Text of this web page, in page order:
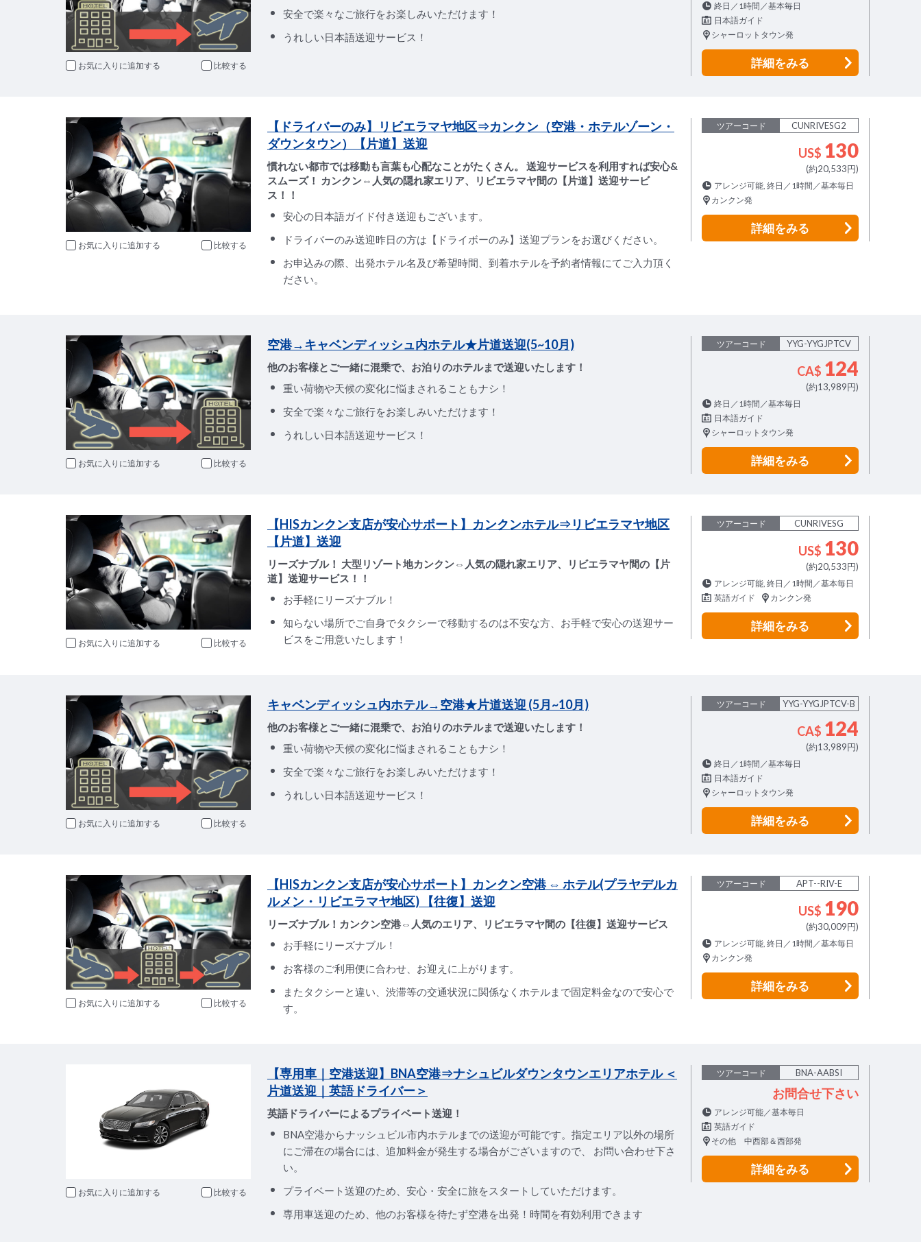
お気に入りに追加 比較
安全で楽々なご旅行をお楽しみいただけます！
うれしい日本語送迎サービス！
終日／1時間／基本毎日
日本語ガイド
シャーロットタウン発
詳細をみる
お気に入りに追加 比較
【ドライバーのみ】リビエラマヤ地区⇒カンクン（空港・ホテルゾーン・
ダウンタウン）【片道】送迎
慣れない都市では移動も言葉も心配なことがたくさん。 送迎サービスを利用すれば安心&
スムーズ！ カンクン⇔人気の隠れ家エリア、リビエラマヤ間の【片道】送迎サービ
ス！！
安心の日本語ガイド付き送迎もございます。
ドライバーのみ送迎昨日の方は【ドライボーのみ】送迎プランをお選びください。
お申込みの際、出発ホテル名及び希望時間、到着ホテルを予約者情報にてご入力頂く
ださい。
ツアーコード CUNRIVESG2
US$ 130
(約20,533円)
アレンジ可能, 終日／1時間／基本毎日
カンクン発
詳細をみる
お気に入りに追加 比較
空港→キャベンディッシュ内ホテル★片道送迎(5~10月)
他のお客様とご一緒に混乗で、お泊りのホテルまで送迎いたします！
重い荷物や天候の変化に悩まされることもナシ！
安全で楽々なご旅行をお楽しみいただけます！
うれしい日本語送迎サービス！
ツアーコード YYG-YYGJPTCV
CA$ 124
(約13,989円)
終日／1時間／基本毎日
日本語ガイド
シャーロットタウン発
詳細をみる
お気に入りに追加 比較
【HISカンクン支店が安心サポート】カンクンホテル⇒リビエラマヤ地区
【片道】送迎
リーズナブル！ 大型リゾート地カンクン⇔人気の隠れ家エリア、リビエラマヤ間の【片
道】送迎サービス！！
お手軽にリーズナブル！
知らない場所でご自身でタクシーで移動するのは不安な方、お手軽で安心の送迎サー
ビスをご用意いたします！
ツアーコード CUNRIVESG
US$ 130
(約20,533円)
アレンジ可能, 終日／1時間／基本毎日
英語ガイド
カンクン発
詳細をみる
お気に入りに追加 比較
キャベンディッシュ内ホテル→空港★片道送迎 (5月~10月)
他のお客様とご一緒に混乗で、お泊りのホテルまで送迎いたします！
重い荷物や天候の変化に悩まされることもナシ！
安全で楽々なご旅行をお楽しみいただけます！
うれしい日本語送迎サービス！
ツアーコード YYG-YYGJPTCV-B
CA$ 124
(約13,989円)
終日／1時間／基本毎日
日本語ガイド
シャーロットタウン発
詳細をみる
お気に入りに追加 比較
【HISカンクン支店が安心サポート】カンクン空港 ⇔ ホテル(プラヤデルカ
ルメン・リビエラマヤ地区) 【往復】送迎
リーズナブル！カンクン空港⇔人気のエリア、リビエラマヤ間の【往復】送迎サービス
お手軽にリーズナブル！
お客様のご利用便に合わせ、お迎えに上がります。
またタクシーと違い、渋滞等の交通状況に関係なくホテルまで固定料金なので安心で
す。
ツアーコード APT--RIV-E
US$ 190
(約30,009円)
アレンジ可能, 終日／1時間／基本毎日
カンクン発
詳細をみる
お気に入りに追加 比較
【専用車｜空港送迎】BNA空港⇒ナシュビルダウンタウンエリアホテル ＜
片道送迎｜英語ドライバー＞
英語ドライバーによるプライベート送迎！
BNA空港からナッシュビル市内ホテルまでの送迎が可能です。指定エリア以外の場所
にご滞在の場合には、追加料金が発生する場合がございますので、 お問い合わせ下さ
い。
プライベート送迎のため、安心・安全に旅をスタートしていただけます。
専用車送迎のため、他のお客様を待たず空港を出発！時間を有効利用できます
ツアーコード BNA-AABSI
お問合せ下さい
アレンジ可能／基本毎日
英語ガイド
その他 中西部＆西部発
詳細をみる